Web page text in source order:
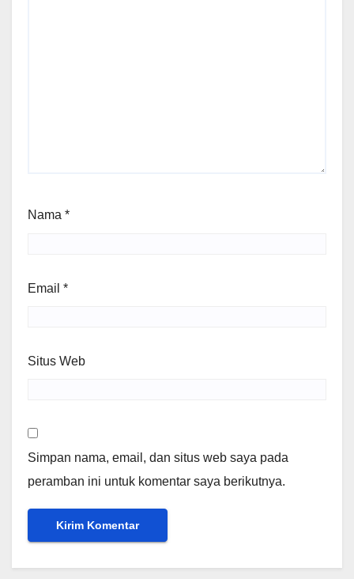
Nama *
Email *
Situs Web
Simpan nama, email, dan situs web saya pada
peramban ini untuk komentar saya berikutnya.